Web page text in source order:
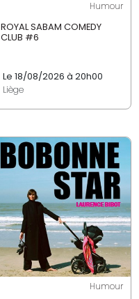
Humour
ROYAL SABAM COMEDY
CLUB #6
Le 18/08/2026 à 20h00
Liège
Humour